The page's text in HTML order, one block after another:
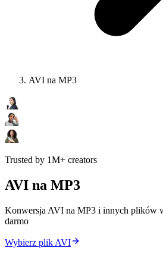
AVI na MP3
Trusted by 1M+ creators
AVI na MP3
Konwersja AVI na MP3 i innych plików
darmo
Wybierz plik AVI